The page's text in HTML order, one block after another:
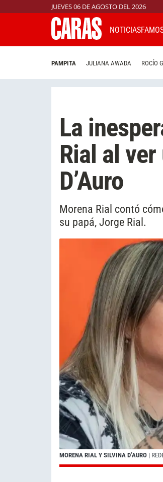
JUEVES 06 DE AGOSTO DEL 2026
NOTICIAS
PAMPITA JULIANA AWADA ROCÍO
La
Rial al
D’Auro
Morena Rial contó
su papá, Jorge Rial.
MORENA RIAL Y SILVINA D’AURO |